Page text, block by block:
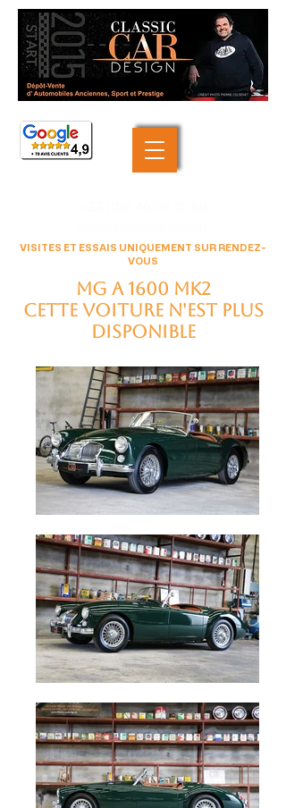
VISITES ET ESSAIS UNIQUEMENT SUR RENDEZ-
VOUS
MG A 1600 mk2
Cette voiture n'est plus
disponible